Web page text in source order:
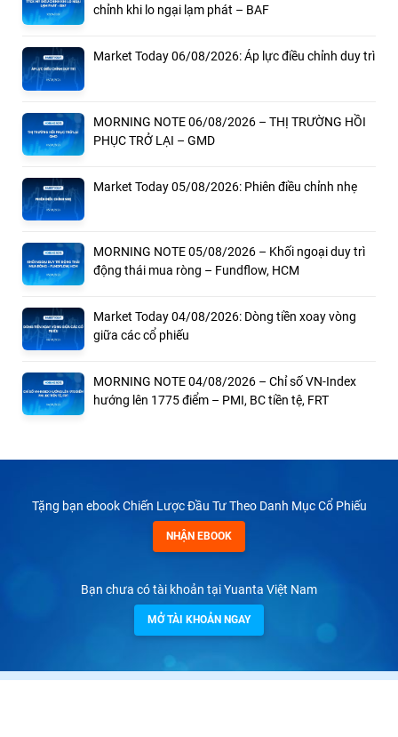
chỉnh khi lo ngại lạm phát – BAF
Market Today 06/08/2026: Áp lực điều chỉnh duy trì
MORNING NOTE 06/08/2026 – THỊ TRƯỜNG HỒI
PHỤC TRỞ LẠI – GMD
Market Today 05/08/2026: Phiên điều chỉnh nhẹ
MORNING NOTE 05/08/2026 – Khối ngoại duy trì
động thái mua ròng – Fundflow, HCM
Market Today 04/08/2026: Dòng tiền xoay vòng
giữa các cổ phiếu
MORNING NOTE 04/08/2026 – Chỉ số VN-Index
hướng lên 1775 điểm – PMI, BC tiền tệ, FRT
Tặng bạn ebook Chiến Lược Đầu Tư Theo Danh Mục Cổ Phiếu
NHẬN EBOOK
Bạn chưa có tài khoản tại Yuanta Việt Nam
MỞ TÀI KHOẢN NGAY